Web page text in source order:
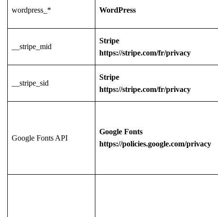
wordpress_* WordPress
__stripe_mid
Stripe
https://stripe.com/fr/privacy
__stripe_sid
Stripe
https://stripe.com/fr/privacy
Google Fonts API
Google Fonts
https://policies.google.com/privacy